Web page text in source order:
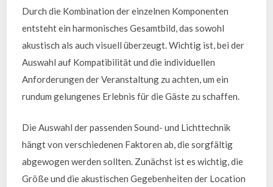
Durch die Kombination der einzelnen Komponenten
entsteht ein harmonisches Gesamtbild, das sowohl
akustisch als auch visuell überzeugt. Wichtig ist, bei der
Auswahl auf Kompatibilität und die individuellen
Anforderungen der Veranstaltung zu achten, um ein
rundum gelungenes Erlebnis für die Gäste zu schaffen.
Die Auswahl der passenden Sound- und Lichttechnik
hängt von verschiedenen Faktoren ab, die sorgfältig
abgewogen werden sollten. Zunächst ist es wichtig, die
Größe und die akustischen Gegebenheiten der Location